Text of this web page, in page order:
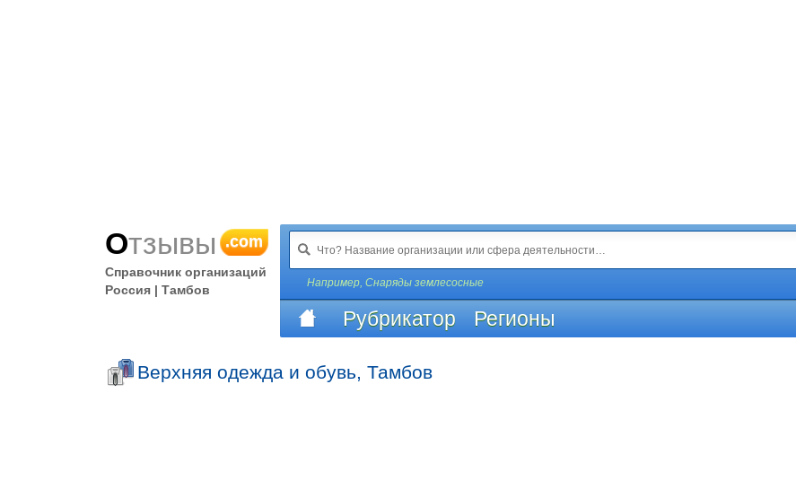
Отзывы .com
Справочник организаций
Россия | Тамбов
Например, Снаряды землесосные
Рубрикатор Регионы
Верхняя одежда и обувь, Тамбов